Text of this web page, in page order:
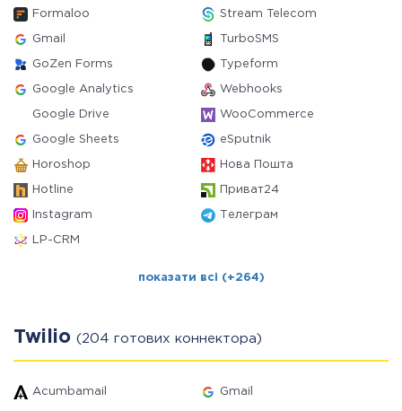
Formaloo Stream Telecom
Gmail TurboSMS
GoZen Forms Typeform
Google Analytics Webhooks
Google Drive WooCommerce
Google Sheets eSputnik
Horoshop Нова Пошта
Hotline Приват24
Instagram Телеграм
LP-CRM
показати всі (+264)
Twilio (204 готових коннектора)
Acumbamail Gmail